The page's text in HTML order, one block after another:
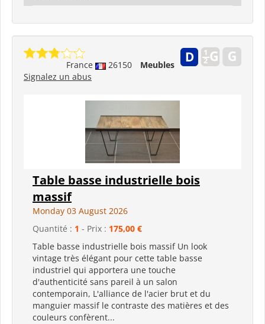
France 26150
Meubles
Signalez un abus
Table basse industrielle bois
massif
Monday 03 August 2026
Quantité : 1 - Prix : 175,00 €
Table basse industrielle bois massif Un look
vintage très élégant pour cette table basse
industriel qui apportera une touche
d'authenticité sans pareil à un salon
contemporain, L'alliance de l'acier brut et du
manguier massif le contraste des matières et des
couleurs confèrent...